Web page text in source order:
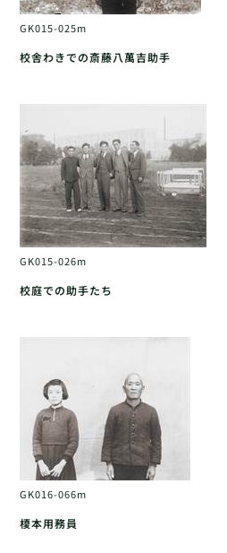
GK015-025m
校舎わきでの斎藤八萬吉助手
GK015-026m
校庭での助手たち
GK016-066m
榎本用務員